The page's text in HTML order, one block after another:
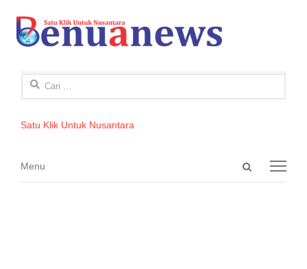
Cari
Satu Klik Untuk Nusantara
Open
Menu
Menu